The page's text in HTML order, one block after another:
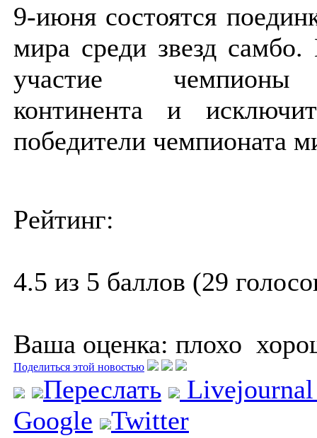
9-июня состоятся
мира среди звезд
участие чемпионы
континента и
победители чемпионата
Рейтинг:
4.5 из 5 баллов (29
Ваша оценка: плохо
Поделиться этой новостью
Переслать
Google
Twitter